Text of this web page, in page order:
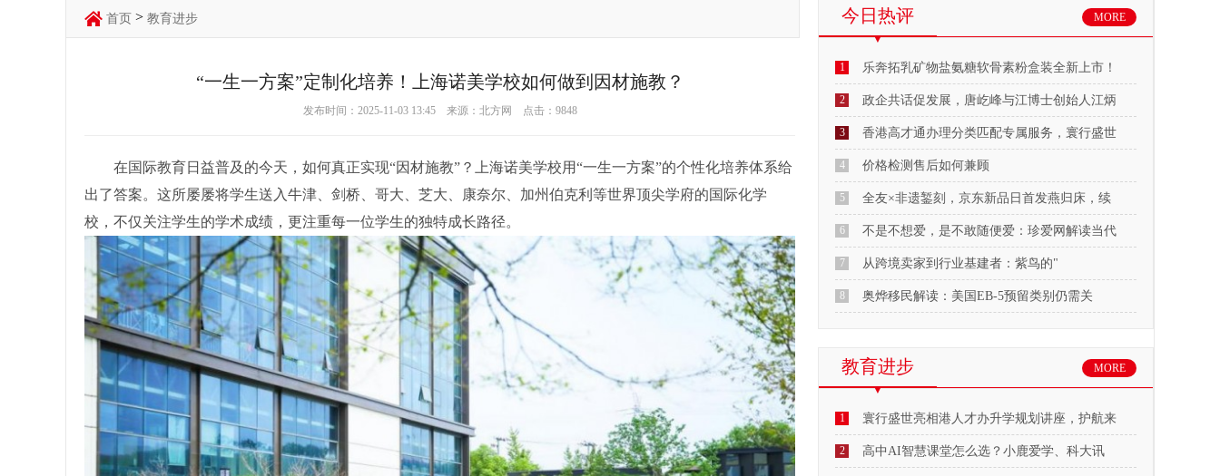
首页 > 教育进步
“一生一方案”定制化培养！上海诺美学校如何做到因材施教？
发布时间：2025-11-03 13:45 来源：北方网 点击： 9848
在国际教育日益普及的今天，如何真正实现“因材施教”？上海诺美学校用“一生一方案”的个性化培养体系给
出了答案。这所屡屡将学生送入牛津、剑桥、哥大、芝大、康奈尔、加州伯克利等世界顶尖学府的国际化学
校，不仅关注学生的学术成绩，更注重每一位学生的独特成长路径。
今日热评 MORE
1 乐奔拓乳矿物盐氨糖软骨素粉盒装全新上市！
2 政企共话促发展，唐屹峰与江博士创始人江炳
3 香港高才通办理分类匹配专属服务，寰行盛世
4 价格检测售后如何兼顾
5 全友×非遗錾刻，京东新品日首发燕归床，续
6 不是不想爱，是不敢随便爱：珍爱网解读当代
7 从跨境卖家到行业基建者：紫鸟的"
8 奥烨移民解读：美国EB-5预留类别仍需关
教育进步 MORE
1 寰行盛世亮相港人才办升学规划讲座，护航来
2 高中AI智慧课堂怎么选？小鹿爱学、科大讯